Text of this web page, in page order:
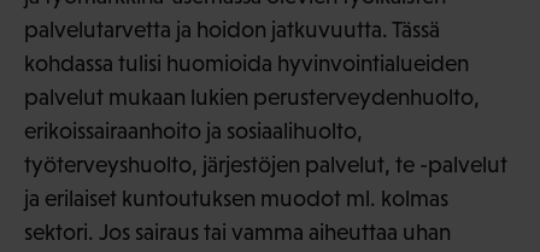
palvelutarvetta ja hoidon jatkuvuutta. Tässä
kohdassa tulisi huomioida hyvinvointialueiden
palvelut mukaan lukien perusterveydenhuolto,
erikoissairaanhoito ja sosiaalihuolto,
työterveyshuolto, järjestöjen palvelut, te -palvelut
ja erilaiset kuntoutuksen muodot ml. kolmas
sektori. Jos sairaus tai vamma aiheuttaa uhan